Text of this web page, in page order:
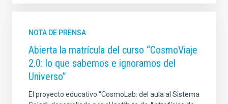
NOTA DE PRENSA
Abierta la matrícula del curso “CosmoViaje
2.0: lo que sabemos e ignoramos del
Universo”
El proyecto educativo “CosmoLab: del aula al Sistema